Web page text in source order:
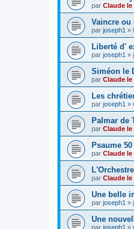
par Claude le
Vaincre ou
par joseph1 »
Liberté d'
par joseph1 »
Siméon le
par Claude le
Les
par joseph1 »
Palmar de
par Claude le
Psaume
par Claude le
par Claude le
Une belle
par joseph1 »
Une
par joseph1 »